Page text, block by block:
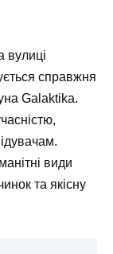
вулиці
справжня
Galaktika.
види
та якісну